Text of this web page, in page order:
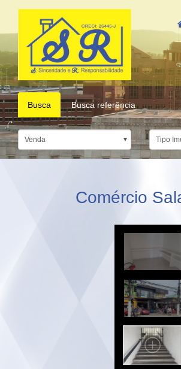
Busca Busca referência
Venda Tipo
Comércio